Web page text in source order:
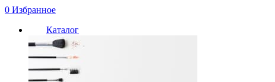
0 Избранное
Каталог